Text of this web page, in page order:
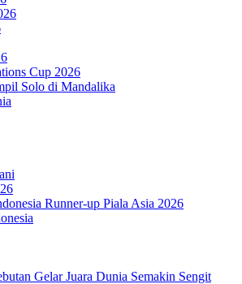
Cup 2026
Solo di Mandalika
Runner-up Piala Asia 2026
Gelar Juara Dunia Semakin Sengit